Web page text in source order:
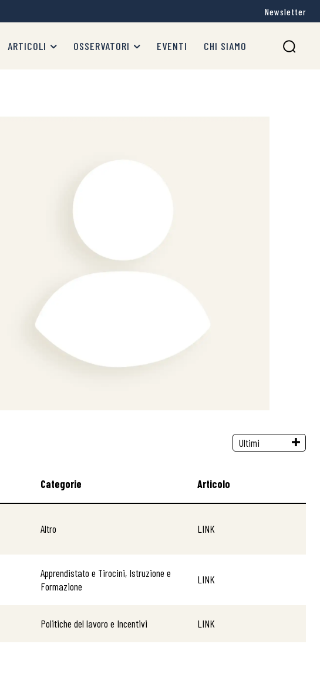
Newsletter
ARTICOLI OSSERVATORI EVENTI CHI SIAMO
Categorie Articolo
Altro LINK
Apprendistato e Tirocini, Istruzione e
Formazione
LINK
Politiche del lavoro e Incentivi LINK